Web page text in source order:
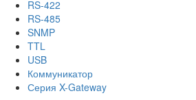
RS-422
RS-485
SNMP
TTL
USB
Коммуникатор
Серия X-Gateway